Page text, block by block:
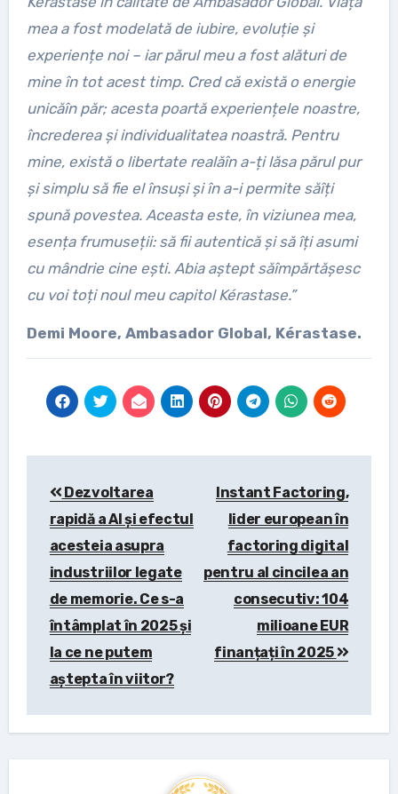
mea a fost modelatăde iubire, evoluție și
experiențe noi –iar părul meu a fost alături de
mine în tot acest timp. Cred căexistăo energie
unicăîn păr; acesta poartăexperiențele noastre,
încrederea și individualitatea noastră. Pentru
mine, existăo libertate realăîn a-ți lăsa părul pur
și simplu săfie elînsușișiîn a-i permite săîți
spunăpovestea. Aceasta este, în viziunea mea,
esența frumuseții: să fii autentică și să îți asumi
cu mândrie cine ești. Abia aștept săîmpărtășesc
cu voi toți noul meu capitol Kérastase.”
Demi Moore, Ambasador Global, Kérastase.
navigation
Dezvoltarea
rapidă a AI și efectul
acesteia asupra
industriilor legate
de memorie. Ce s-a
întâmplat în 2025 și
la ce ne putem
aștepta în viitor?
Instant Factoring,
lider european în
factoring digital
pentru al cincilea an
consecutiv: 104
milioane EUR
finanțați în 2025